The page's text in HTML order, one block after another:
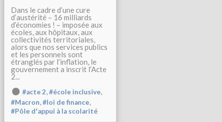
Dans le cadre d’une cure
d’austérité – 16 milliards
d’économies ! – imposée aux
écoles, aux hôpitaux, aux
collectivités territoriales,
alors que nos services publics
et les personnels sont
étranglés par l’inflation, le
gouvernement a inscrit l’Acte
2...
#acte 2,#école inclusive,
#Macron,#loi de finance,
#Pôle d'appui à la scolarité